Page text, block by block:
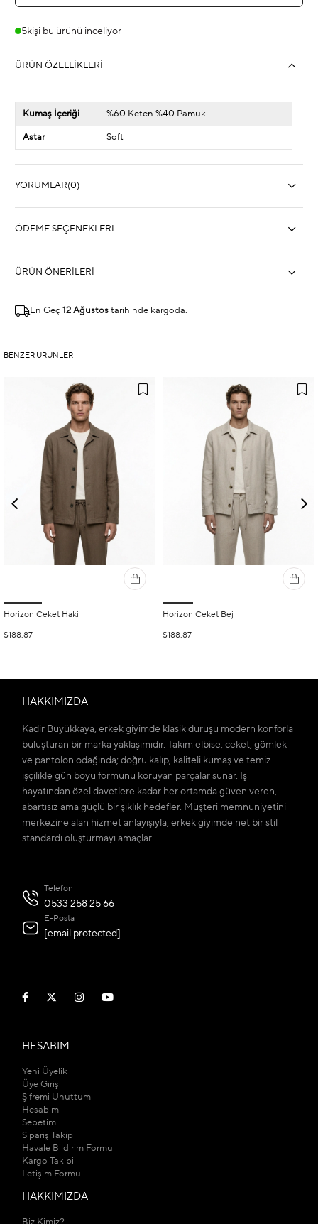
5kişi bu ürünü inceliyor
ÜRÜN ÖZELLIKLERI
Kumaş İçeriği %60 Keten %40 Pamuk
Astar Soft
YORUMLAR(0)
ÖDEME SEÇENEKLERI
ÜRÜN ÖNERILERI
En Geç 12 Ağustos tarihinde kargoda.
BENZER ÜRÜNLER
Horizon Ceket Haki
$188.87
Horizon Ceket Bej
$188.87
HAKKIMIZDA
Kadir Büyükkaya, erkek giyimde klasik duruşu modern konforla
buluşturan bir marka yaklaşımıdır. Takım elbise, ceket, gömlek
ve pantolon odağında; doğru kalıp, kaliteli kumaş ve temiz
işçilikle gün boyu formunu koruyan parçalar sunar. İş
hayatından özel davetlere kadar her ortamda güven veren,
abartısız ama güçlü bir şıklık hedefler. Müşteri memnuniyetini
merkezine alan hizmet anlayışıyla, erkek giyimde net bir stil
standardı oluşturmayı amaçlar.
Telefon
0533 258 25 66
E-Posta
[email protected]
HESABIM
Yeni Üyelik
Üye Girişi
Şifremi Unuttum
Hesabım
Sepetim
Sipariş Takip
Havale Bildirim Formu
Kargo Takibi
İletişim Formu
HAKKIMIZDA
Biz Kimiz?